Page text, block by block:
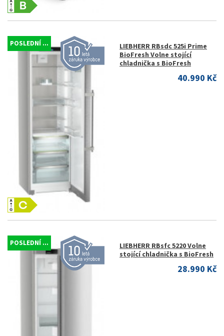
POSLEDNÍ ...
LIEBHERR RBsdc 525i Prime
BioFresh Volne stojící
chladnička s BioFresh
40.990 Kč
POSLEDNÍ ...
LIEBHERR RBsfc 5220 Volne
stojící chladnička s BioFresh
28.990 Kč